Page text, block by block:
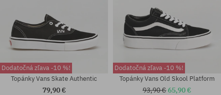
Dodatočná zľava -10 %!
Topánky Vans Skate Authentic
79,90 €
Dodatočná zľava -10 %!
Topánky Vans Old Skool Platform
93,90 €65,90 €